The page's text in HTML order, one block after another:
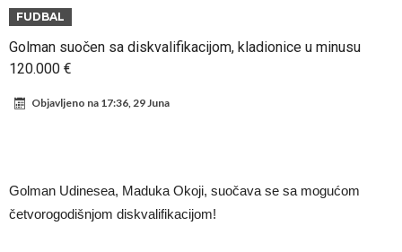
od 62 miliona eura?
Veliki udarac za Barcelonu: Junak finala Svjetskog prvenstva želi otići
Deco nije posjetio Madrid samo zbog Alvareza, Barcelona planira
FUDBAL
Golman suočen sa diskvalifikacijom, kladionice u minusu
120.000 €
Objavljeno na 17:36, 29 Juna
Golman Udinesea, Maduka Okoji, suočava se sa mogućom
četvorogodišnjom diskvalifikacijom!